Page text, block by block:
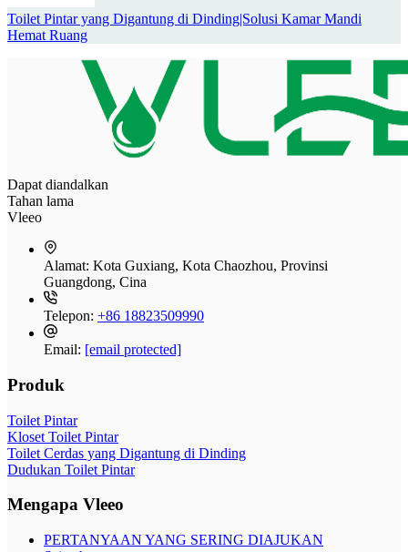
Toilet Pintar yang Digantung di Dinding|Solusi Kamar Mandi
Hemat Ruang
Dapat diandalkan
Tahan lama
Vleeo
Alamat: Kota Guxiang, Kota Chaozhou, Provinsi
Guangdong, Cina
Telepon: +86 18823509990
Email: [email protected]
Produk
Toilet Pintar
Kloset Toilet Pintar
Toilet Cerdas yang Digantung di Dinding
Dudukan Toilet Pintar
Mengapa Vleeo
PERTANYAAN YANG SERING DIAJUKAN